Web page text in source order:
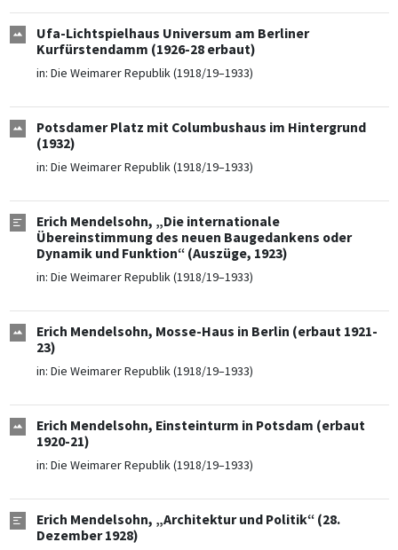
Ufa-Lichtspielhaus Universum am Berliner
Kurfürstendamm (1926-28 erbaut)
in: Die Weimarer Republik (1918/19–1933)
Potsdamer Platz mit Columbushaus im Hintergrund
(1932)
in: Die Weimarer Republik (1918/19–1933)
Erich Mendelsohn, „Die internationale
Übereinstimmung des neuen Baugedankens oder
Dynamik und Funktion“ (Auszüge, 1923)
in: Die Weimarer Republik (1918/19–1933)
Erich Mendelsohn, Mosse-Haus in Berlin (erbaut 1921-
23)
in: Die Weimarer Republik (1918/19–1933)
Erich Mendelsohn, Einsteinturm in Potsdam (erbaut
1920-21)
in: Die Weimarer Republik (1918/19–1933)
Erich Mendelsohn, „Architektur und Politik“ (28.
Dezember 1928)